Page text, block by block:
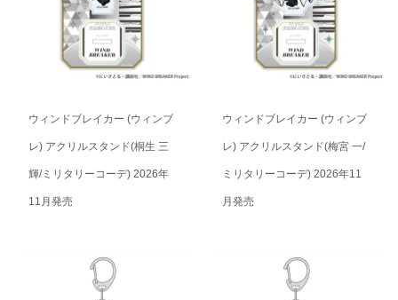
ウィンドブレイカー (ウィンブ
レ) アクリルスタンド(桐生 三
輝/ミリタリーコーデ) 2026年
11月発売
ウィンドブレイカー (ウィンブ
レ) アクリルスタンド(梅宮 一/
ミリタリーコーデ) 2026年11
月発売